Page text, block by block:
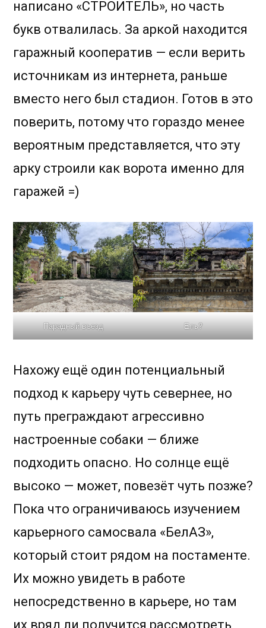
написано «СТРОИТЕЛЬ», но часть
букв отвалилась. За аркой находится
гаражный кооператив — если верить
источникам из интернета, раньше
вместо него был стадион. Готов в это
поверить, потому что гораздо менее
вероятным представляется, что эту
арку строили как ворота именно для
гаражей =)
Парадный въезд Ель?
Нахожу ещё один потенциальный
подход к карьеру чуть севернее, но
путь преграждают агрессивно
настроенные собаки — ближе
подходить опасно. Но солнце ещё
высоко — может, повезёт чуть позже?
Пока что ограничиваюсь изучением
карьерного самосвала «БелАЗ»,
который стоит рядом на постаменте.
Их можно увидеть в работе
непосредственно в карьере, но там
их вряд ли получится рассмотреть